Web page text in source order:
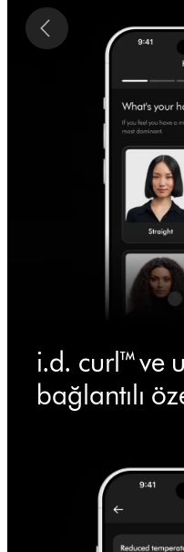
i.d. curl™ ve
bağlantılı